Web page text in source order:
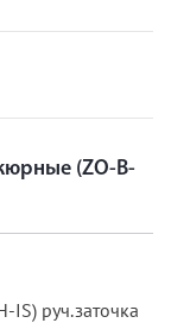
(ZO-B-
руч.заточка